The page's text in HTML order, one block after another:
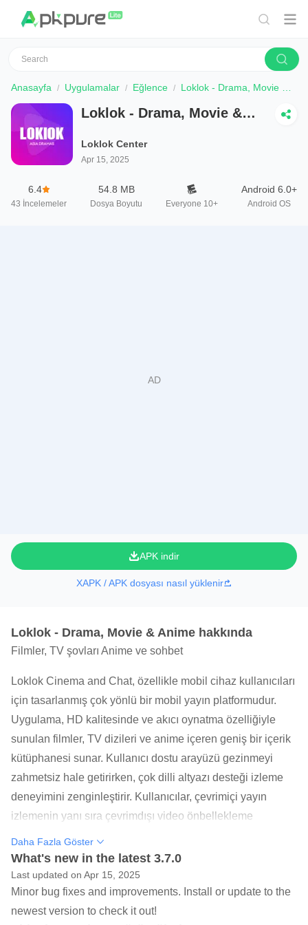
Anasayfa Uygulamalar Eğlence Loklok - Drama, Movie & Anime
Loklok - Drama, Movie &
Loklok Center
Apr 15, 2025
6.4
43 İncelemeler
54.8 MB
Dosya Boyutu Everyone 10+
Android 6.0+
Android OS
APK indir
XAPK / APK dosyası nasıl yüklenir
Loklok - Drama, Movie & Anime hakkında
Filmler, TV şovları Anime ve sohbet
Loklok Cinema and Chat, özellikle mobil cihaz kullanıcıları
için tasarlanmış çok yönlü bir mobil yayın platformudur.
Uygulama, HD kalitesinde ve akıcı oynatma özelliğiyle
sunulan filmler, TV dizileri ve anime içeren geniş bir içerik
kütüphanesi sunar. Kullanıcı dostu arayüzü gezinmeyi
zahmetsiz hale getirirken, çok dilli altyazı desteği izleme
deneyimini zenginleştirir. Kullanıcılar, çevrimiçi yayın
izlemenin yanı sıra çevrimdışı video önbellekleme
takibi ve favoriler listesi gibi kullanışlı özelliklerden
yararlanabilir. Uygulamanın güçlü arama işlevi ve iyi
organize edilmiş kategori sistemi, kullanıcıların istedikleri
içeriği hızlıca bulmasına yardımcı olur. İster en son çıkan
Daha Fazla Göster
What's new in the latest 3.7.0
Last updated on Apr 15, 2025
Minor bug fixes and improvements. Install or update to the
newest version to check it out!